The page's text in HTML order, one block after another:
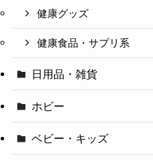
健康グッズ
健康食品・サプリ系
日用品・雑貨
ホビー
ベビー・キッズ